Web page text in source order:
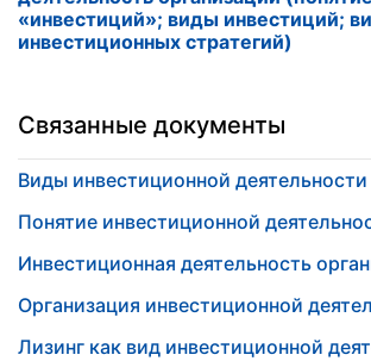
«инвестиций»; виды инвестиций;
инвестиционных стратегий)
Связанные документы
Виды инвестиционной деятельности
Понятие инвестиционной
Инвестиционная деятельность
Организация инвестиционной
Лизинг как вид инвестиционной